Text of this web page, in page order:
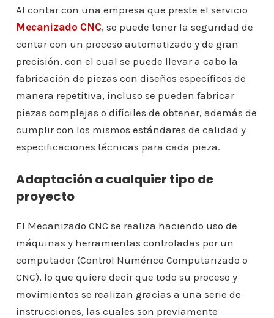
Al contar con una empresa que preste el servicio
Mecanizado CNC, se puede tener la seguridad de
contar con un proceso automatizado y de gran
precisión, con el cual se puede llevar a cabo la
fabricación de piezas con diseños específicos de
manera repetitiva, incluso se pueden fabricar
piezas complejas o difíciles de obtener, además de
cumplir con los mismos estándares de calidad y
especificaciones técnicas para cada pieza.
Adaptación a cualquier tipo de
proyecto
El Mecanizado CNC se realiza haciendo uso de
máquinas y herramientas controladas por un
computador (Control Numérico Computarizado o
CNC), lo que quiere decir que todo su proceso y
movimientos se realizan gracias a una serie de
instrucciones, las cuales son previamente